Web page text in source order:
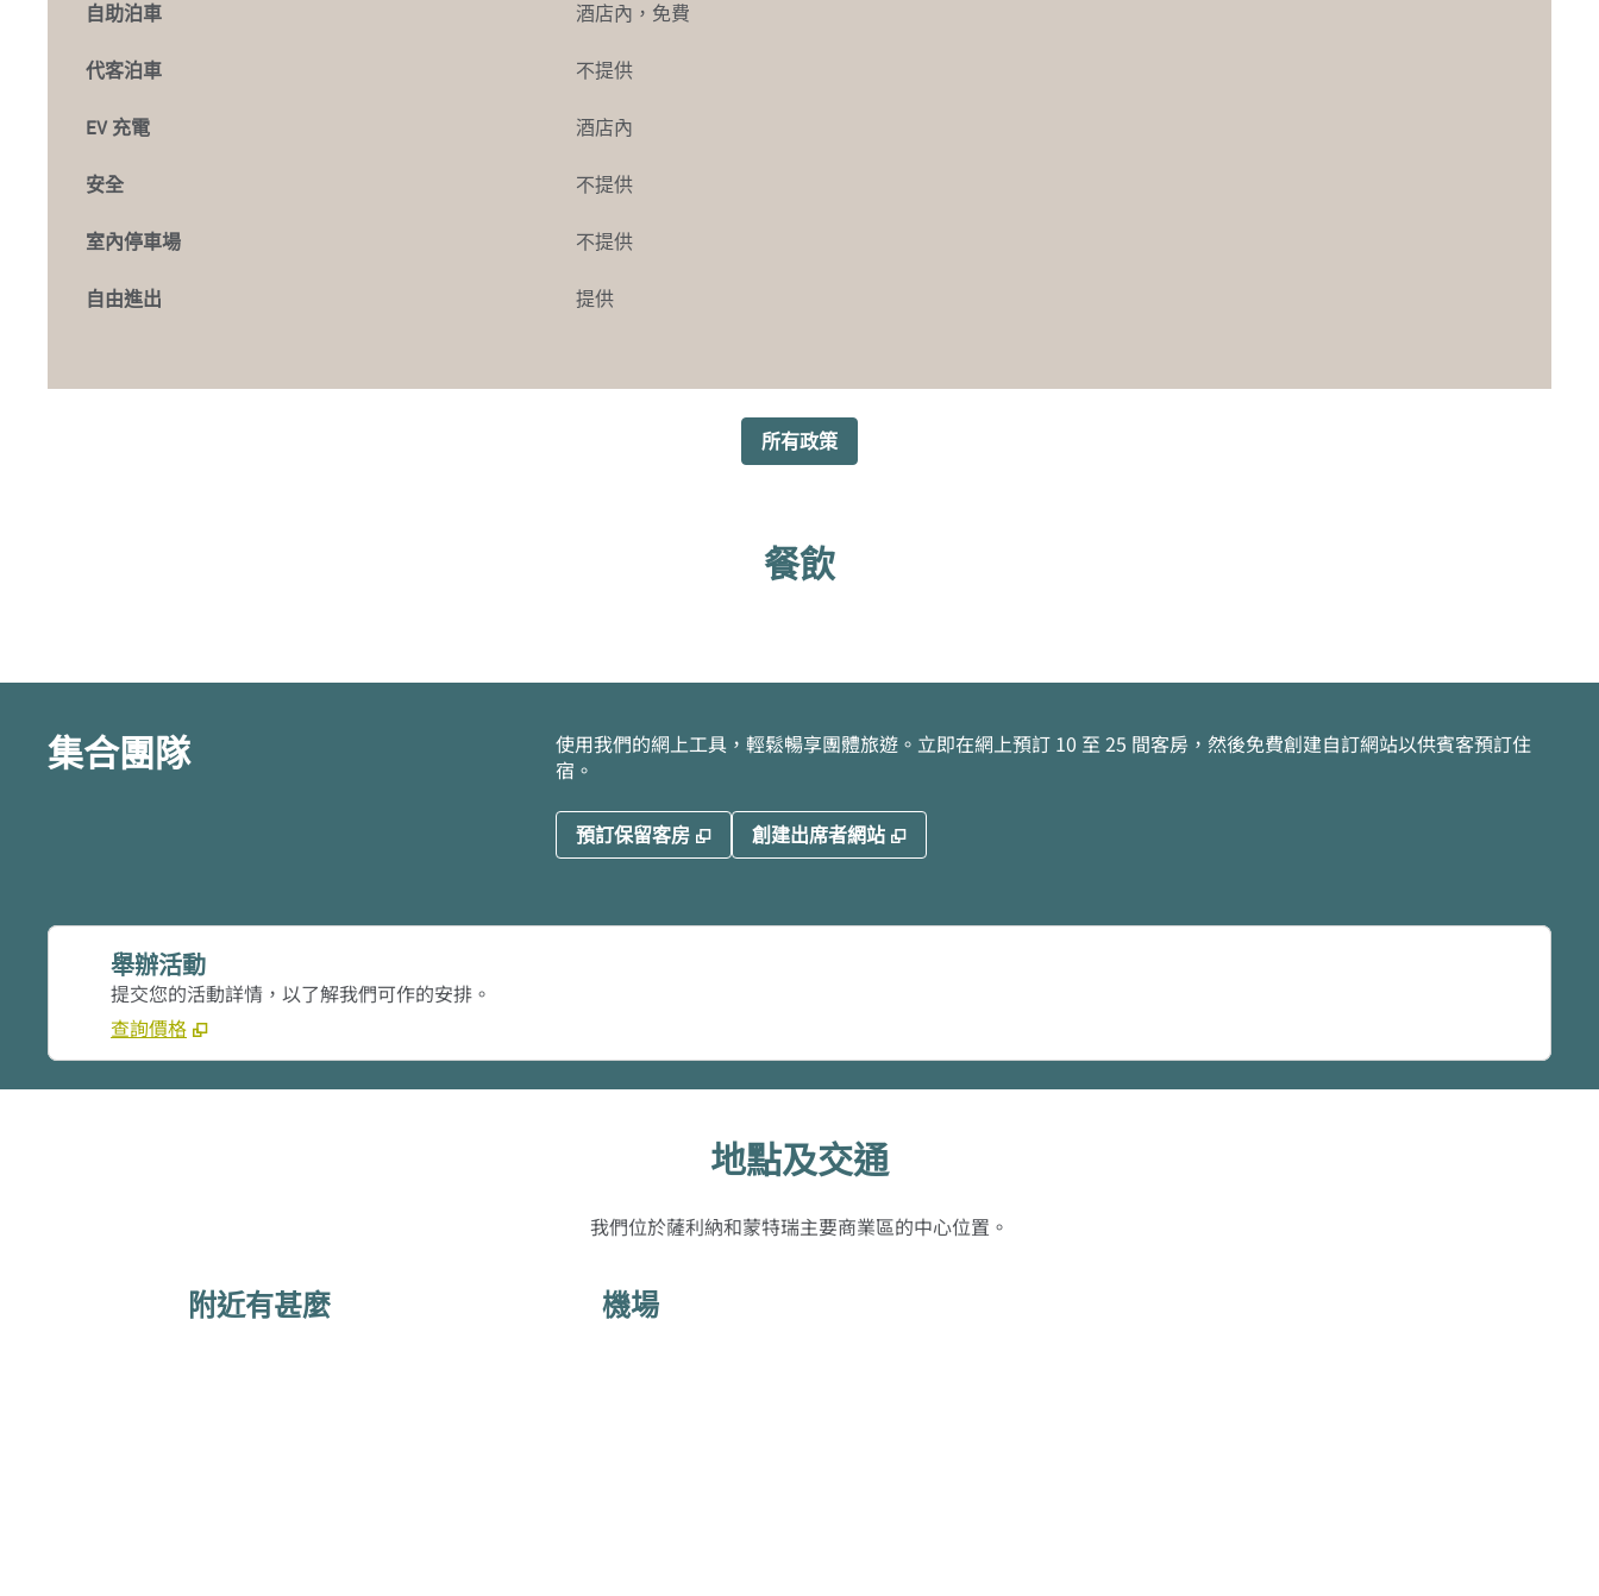
自助泊車 酒店內 ， 免費
代客泊車 不提供
EV 充電 酒店內
安全 不提供
室內停車場 不提供
自由進出 提供
所有政策
餐飲
集合團隊
使用我們的網上工具，輕鬆暢享團體旅遊。立即在網上預訂 10 至 25 間客房，然後免費創建自訂網站以供賓客預訂住
宿。
預訂保留客房 , 打開新分頁
創建出席者網站 ,
舉辦活動
提交您的活動詳情，以了解我們可作的安排。
查詢價格
地點及交通
我們位於薩利納和蒙特瑞主要商業區的中心位置。
附近有甚麼 機場